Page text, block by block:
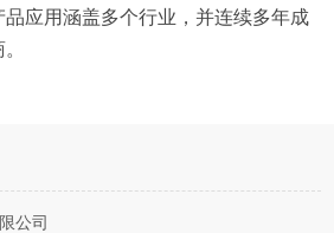
应用涵盖多个行业，并连续多年成
公司